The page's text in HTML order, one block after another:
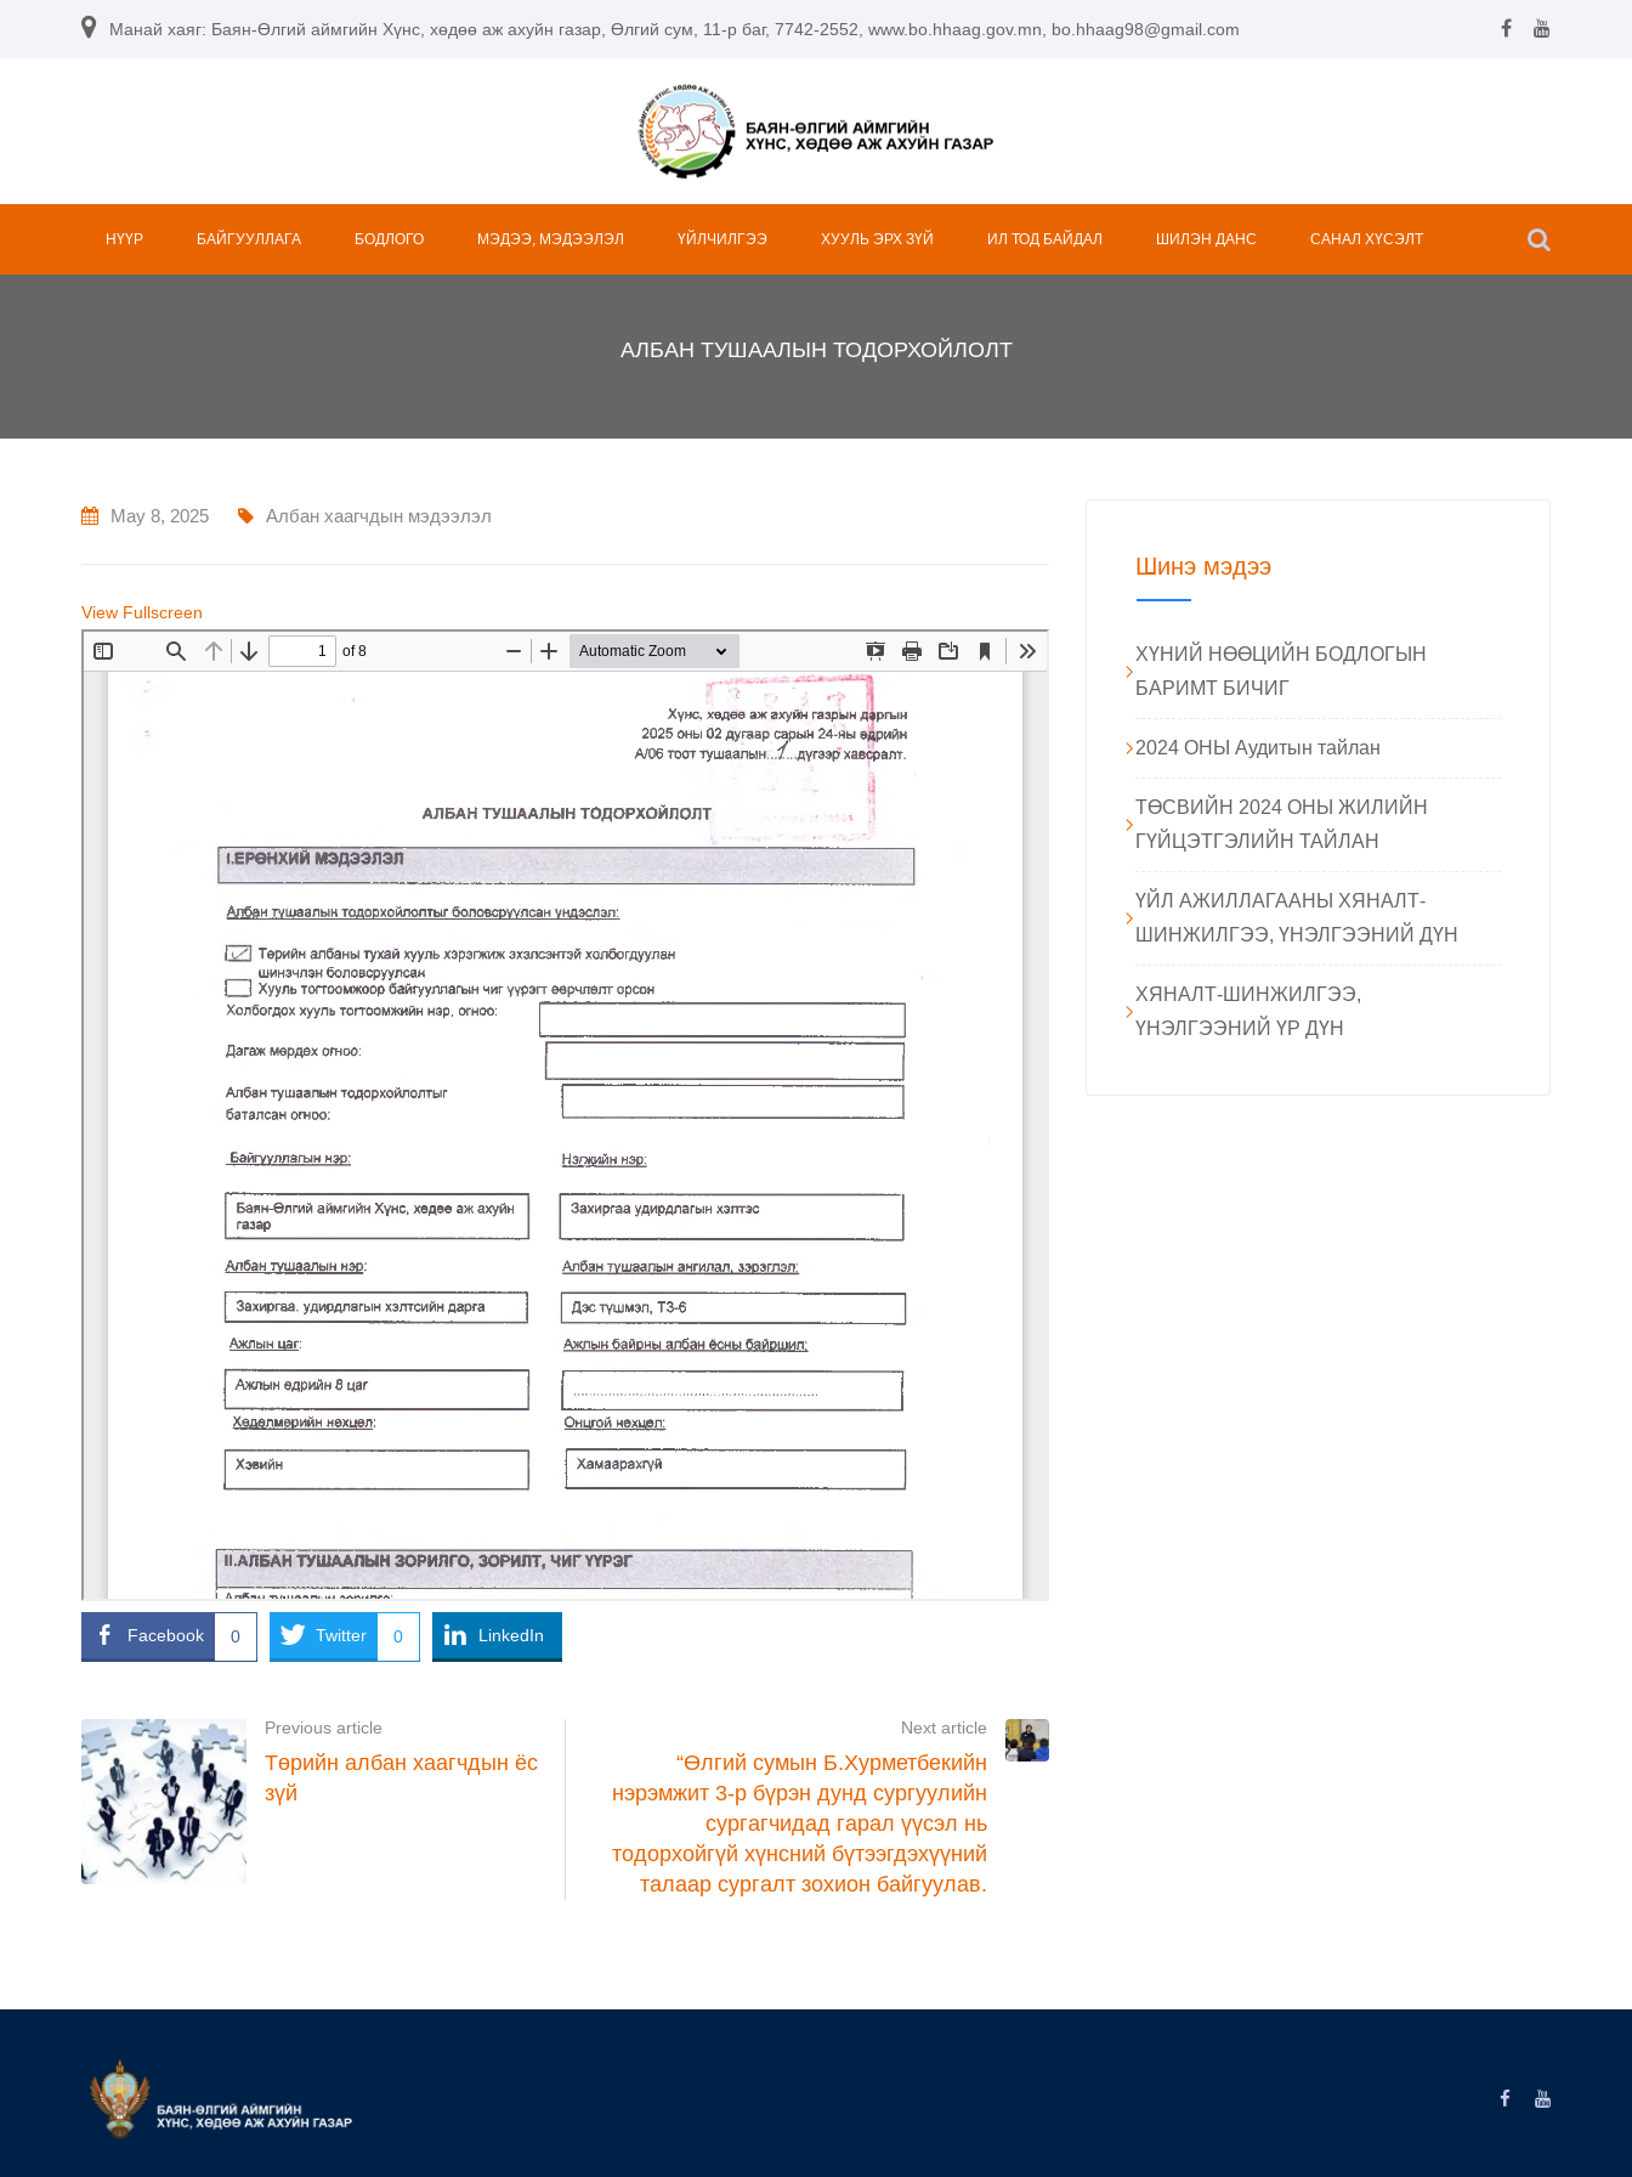
Манай хаяг: Баян-Өлгий аймгийн Хүнс, хөдөө аж ахуйн газар, Өлгий сум, 11-р баг, 7742-2552, www.bo.hhaag.gov.mn, bo.hhaag98@gmail.com
НҮҮР БАЙГУУЛЛАГА БОДЛОГО МЭДЭЭ, МЭДЭЭЛЭЛ ҮЙЛЧИЛГЭЭ ХУУЛЬ ЭРХ ЗҮЙ ИЛ ТОД БАЙДАЛ ШИЛЭН ДАНС САНАЛ ХҮСЭЛТ
АЛБАН ТУШААЛЫН ТОДОРХОЙЛОЛТ
May 8, 2025 Албан хаагчдын мэдээлэл
View Fullscreen
Facebook 0 Twitter 0 LinkedIn
Previous article
Төрийн албан хаагчдын ёс
зүй
Next article
“Өлгий сумын Б.Хурметбекийн
нэрэмжит 3-р бүрэн дунд сургуулийн
сургагчидад гарал үүсэл нь
тодорхойгүй хүнсний бүтээгдэхүүний
талаар сургалт зохион байгуулав.
Шинэ мэдээ
ХҮНИЙ НӨӨЦИЙН БОДЛОГЫН
БАРИМТ БИЧИГ
2024 ОНЫ Аудитын тайлан
ТӨСВИЙН 2024 ОНЫ ЖИЛИЙН
ГҮЙЦЭТГЭЛИЙН ТАЙЛАН
ҮЙЛ АЖИЛЛАГААНЫ ХЯНАЛТ-
ШИНЖИЛГЭЭ, ҮНЭЛГЭЭНИЙ ДҮН
ХЯНАЛТ-ШИНЖИЛГЭЭ,
ҮНЭЛГЭЭНИЙ ҮР ДҮН